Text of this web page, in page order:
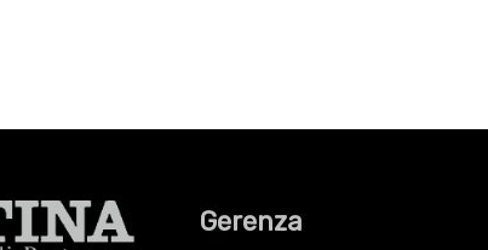
Gerenza